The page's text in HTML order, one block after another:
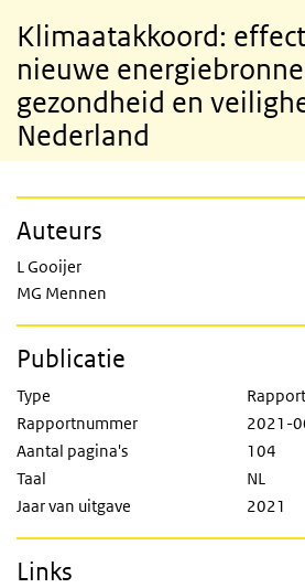
Klimaatakkoord:
nieuwe
gezondheid en
Nederland
Auteurs
L Gooijer
MG Mennen
Publicatie
Type
Rapport
Rapportnummer
2021-
Aantal pagina's
104
Taal
NL
Jaar van uitgave
2021
Links